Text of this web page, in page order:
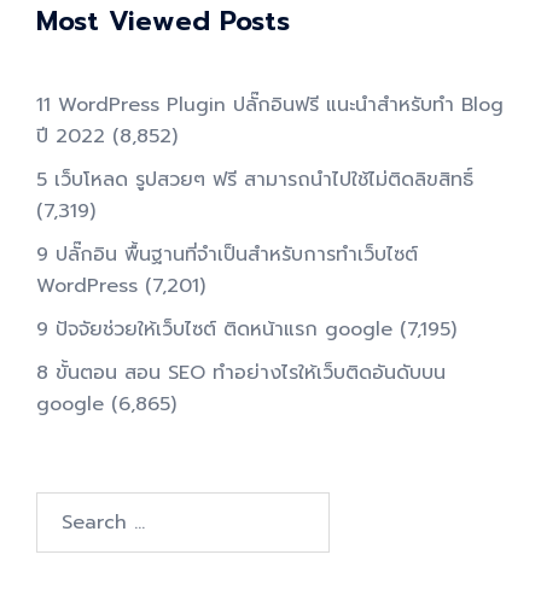
Most Viewed Posts
11 WordPress Plugin ปลั๊กอินฟรี แนะนำสำหรับทำ Blog
ปี 2022 (8,852)
5 เว็บโหลด รูปสวยๆ ฟรี สามารถนำไปใช้ไม่ติดลิขสิทธิ์
(7,319)
9 ปลั๊กอิน พื้นฐานที่จำเป็นสำหรับการทําเว็บไซต์
WordPress (7,201)
9 ปัจจัยช่วยให้เว็บไซต์ ติดหน้าแรก google (7,195)
8 ขั้นตอน สอน SEO ทําอย่างไรให้เว็บติดอันดับบน
google (6,865)
for: